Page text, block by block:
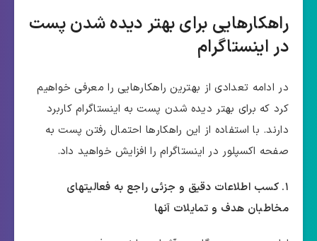
راهکارهایی برای بهتر دیده شدن پست
در اینستاگرام
در ادامه تعدادی از بهترین راهکارهایی را معرفی خواهیم
کرد که برای بهتر دیده شدن پست به اینستاگرام کاربرد
دارند. با استفاده از این راهکارها احتمال رفتن پست به
صفحه اکسپلور در اینستاگرام را افزایش خواهید داد.
۱. کسب اطلاعات دقیق و جزئی راجع به فعالیتهای
مخاطبان هدف و تمایلات آنها